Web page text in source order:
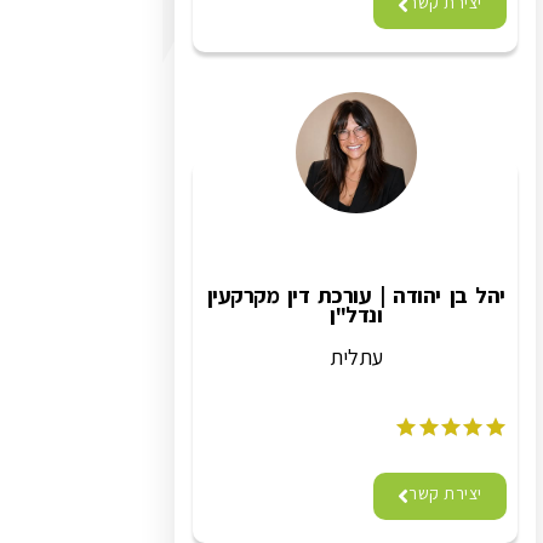
יהל בן יהודה | עורכת דין מקרקעין
ונדל"ן
עתלית
יצירת קשר